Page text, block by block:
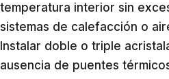
temperatura interior sin
sistemas de calefacción o
Instalar doble o triple
ausencia de puentes